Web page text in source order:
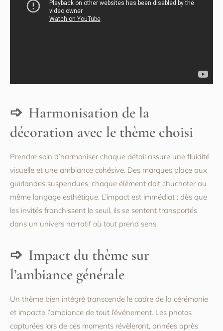
Harmonisation de la
décoration avec le thème choisi
Prendre soin d’harmoniser chaque détail assure une fluidité
visuelle et une ambiance cohésive. Des marques place aux
guirlandes suspendues, chaque élément doit chuchoter au
même langage esthétique. L’impact est immédiat : dès que
les invités franchissent le seuil, ils se sentent transportés
dans un univers narratif où tout prend sens.
Impact du thème sur
l’ambiance générale
Un thème bien intégré transcende le cadre de la cérémonie
et impacte l’ambiance de tout l’événement. Les photos
capturées lors de ces moments révèleront, années après